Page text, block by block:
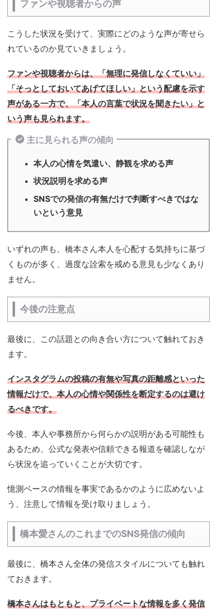
ファンや視聴者からの声
こうした状況を受けて、実際にどのような声が寄せら
れているのか見ていきましょう。
ファンや視聴者からは、「無理に発信しなくていい」
「そっとしておいてあげてほしい」という配慮を示す
声がある一方で、「本人の言葉で状況を聞きたい」と
いう声も見られます。
主に見られる声の傾向
本人の心情を気遣い、静観を求める声
状況説明を求める声
SNSでの発信の有無だけで判断すべきではな
いという意見
いずれの声も、橋本さん本人を心配する気持ちに基づ
くものが多く、過度な詮索を戒める意見も少なくあり
ません。
今後の注意点
最後に、この話題との向き合い方について触れておき
ます。
インスタグラムの投稿の有無や写真の距離感といった
情報だけで、本人の心情や関係性を断定するのは避け
るべきです。
今後、本人や事務所から何らかの説明がある可能性も
あるため、公式な発表や信頼できる報道を確認しなが
ら状況を追っていくことが大切です。
憶測ベースの情報を事実であるかのように広めないよ
う、注意して情報を受け取りましょう。
橋本愛さんのこれまでのSNS発信の傾向
最後に、橋本さん全体の発信スタイルについても触れ
ておきます。
橋本さんはもともと、プライベートな情報を多く発信